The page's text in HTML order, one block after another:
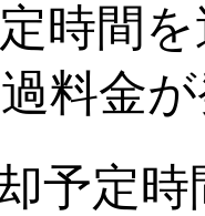
時間
料金
予定